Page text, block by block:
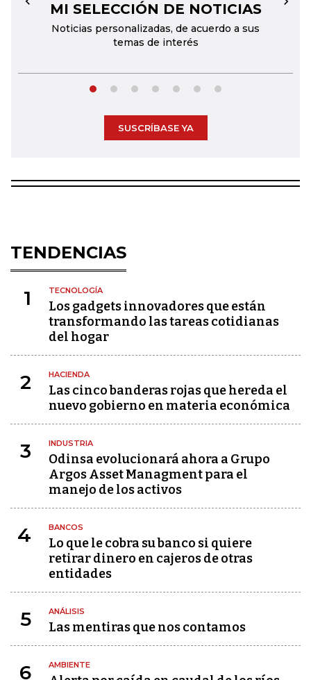
MI SELECCIÓN DE NOTICIAS
Noticias personalizadas, de acuerdo a sus
temas de interés
← →
SUSCRÍBASE YA
TENDENCIAS
1 TECNOLOGÍA
Los gadgets innovadores que están
transformando las tareas cotidianas
del hogar
2 HACIENDA
Las cinco banderas rojas que hereda el
nuevo gobierno en materia económica
3 INDUSTRIA
Odinsa evolucionará ahora a Grupo
Argos Asset Managment para el
manejo de los activos
4 BANCOS
Lo que le cobra su banco si quiere
retirar dinero en cajeros de otras
entidades
5 ANÁLISIS
Las mentiras que nos contamos
6 AMBIENTE